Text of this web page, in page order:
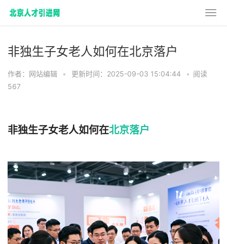
非独生子女老人如何在北京落户
作者：网站编辑 • 更新时间：2025-09-03 15:04:44 • 阅读
567
非独生子女老人如何在北京落户